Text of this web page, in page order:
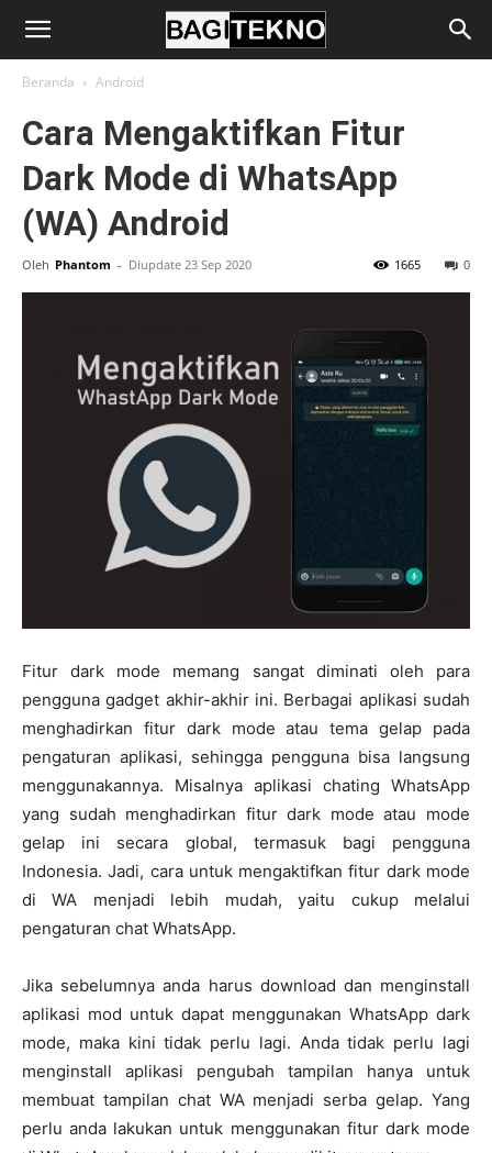
BagiTekno
Beranda Android
Cara Mengaktifkan Fitur
Dark Mode di WhatsApp
(WA) Android
Oleh Phantom - Diupdate 23 Sep 2020 0
1665
Fitur dark mode memang sangat diminati oleh para
pengguna gadget akhir-akhir ini. Berbagai aplikasi sudah
menghadirkan fitur dark mode atau tema gelap pada
pengaturan aplikasi, sehingga pengguna bisa langsung
menggunakannya. Misalnya aplikasi chating WhatsApp
yang sudah menghadirkan fitur dark mode atau mode
gelap ini secara global, termasuk bagi pengguna
Indonesia. Jadi, cara untuk mengaktifkan fitur dark mode
di WA menjadi lebih mudah, yaitu cukup melalui
pengaturan chat WhatsApp.
Jika sebelumnya anda harus download dan menginstall
aplikasi mod untuk dapat menggunakan WhatsApp dark
mode, maka kini tidak perlu lagi. Anda tidak perlu lagi
menginstall aplikasi pengubah tampilan hanya untuk
membuat tampilan chat WA menjadi serba gelap. Yang
perlu anda lakukan untuk menggunakan fitur dark mode